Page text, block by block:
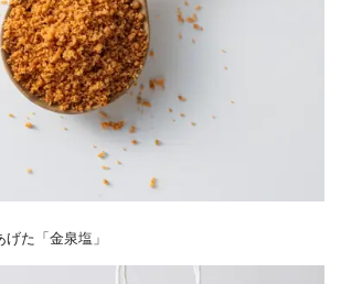
た「金泉塩」